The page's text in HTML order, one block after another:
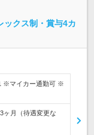
ックス制・賞与4カ
※マイカー通勤可 ※
ヶ月（待遇変更な